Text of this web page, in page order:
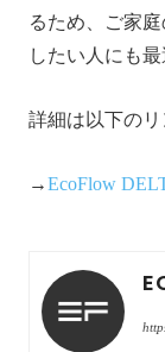
るため、ご家
したい人にも
詳細は以下のリ
→EcoFlow